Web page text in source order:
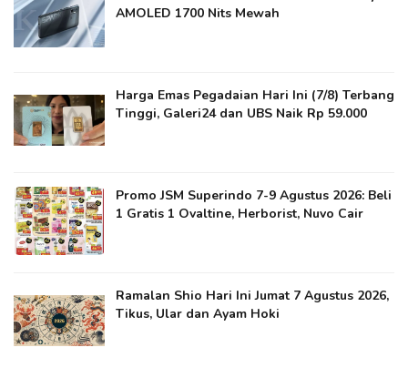
AMOLED 1700 Nits Mewah
Harga Emas Pegadaian Hari Ini (7/8) Terbang
Tinggi, Galeri24 dan UBS Naik Rp 59.000
Promo JSM Superindo 7-9 Agustus 2026: Beli
1 Gratis 1 Ovaltine, Herborist, Nuvo Cair
Ramalan Shio Hari Ini Jumat 7 Agustus 2026,
Tikus, Ular dan Ayam Hoki